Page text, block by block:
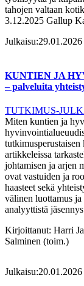
tahojen valtaan
3.12.2025 Gallup
Julkaisu:29.01.2026
KUNTIEN JA
– palveluita
TUTKIMUS-
Miten kuntien ja
artikkeleissa
johtamisen ja arjen
ovat vastuiden ja
haasteet sekä
välinen luottamus
analyyttistä
Kirjoittanut: Harri
Salminen (toim.)
Julkaisu:20.01.2026